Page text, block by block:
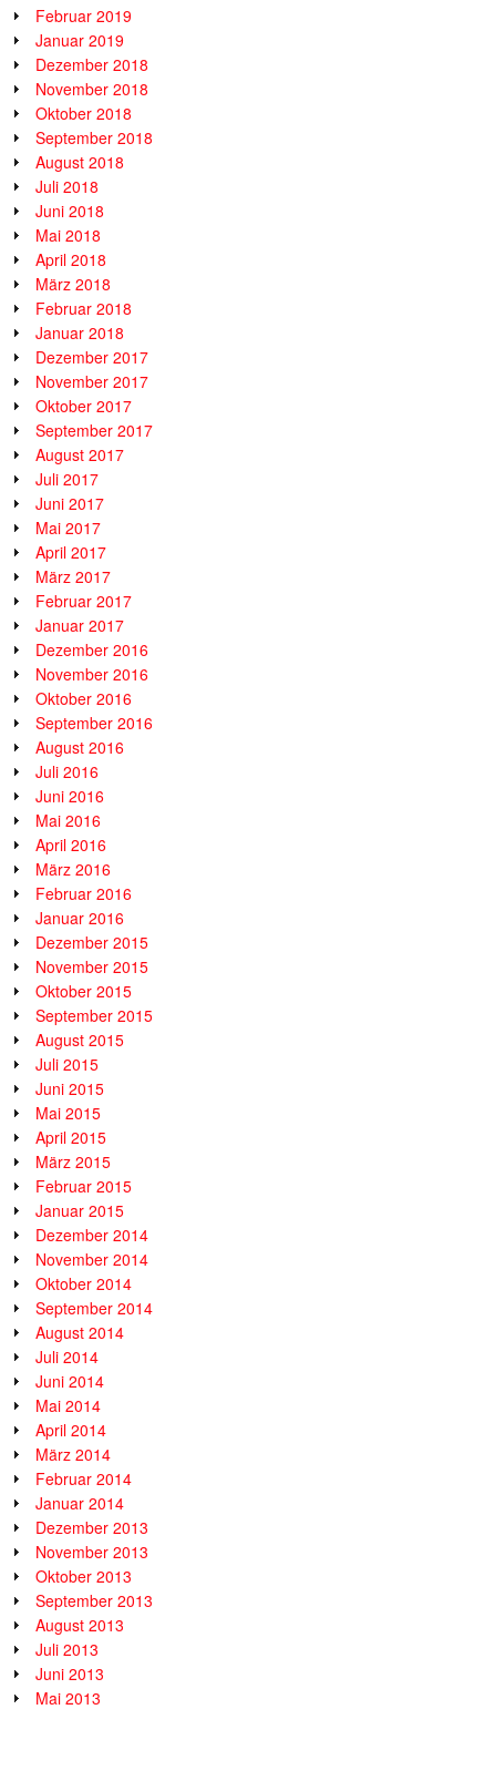
Februar 2019
Januar 2019
Dezember 2018
November 2018
Oktober 2018
September 2018
August 2018
Juli 2018
Juni 2018
Mai 2018
April 2018
März 2018
Februar 2018
Januar 2018
Dezember 2017
November 2017
Oktober 2017
September 2017
August 2017
Juli 2017
Juni 2017
Mai 2017
April 2017
März 2017
Februar 2017
Januar 2017
Dezember 2016
November 2016
Oktober 2016
September 2016
August 2016
Juli 2016
Juni 2016
Mai 2016
April 2016
März 2016
Februar 2016
Januar 2016
Dezember 2015
November 2015
Oktober 2015
September 2015
August 2015
Juli 2015
Juni 2015
Mai 2015
April 2015
März 2015
Februar 2015
Januar 2015
Dezember 2014
November 2014
Oktober 2014
September 2014
August 2014
Juli 2014
Juni 2014
Mai 2014
April 2014
März 2014
Februar 2014
Januar 2014
Dezember 2013
November 2013
Oktober 2013
September 2013
August 2013
Juli 2013
Juni 2013
Mai 2013